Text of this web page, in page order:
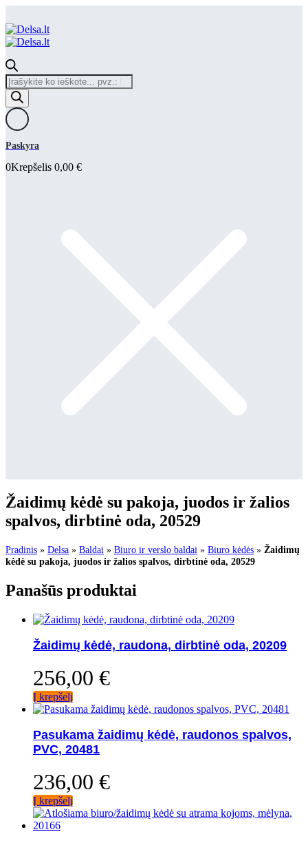
Products
search
Paskyra
0Krepšelis 0,00 €
Žaidimų kėdė su pakoja, juodos ir žalios
spalvos, dirbtinė oda, 20529
Pradinis » Delsa » Baldai » Biuro ir verslo baldai » Biuro kėdės » Žaidimų
kėdė su pakoja, juodos ir žalios spalvos, dirbtinė oda, 20529
Panašūs produktai
Žaidimų kėdė, raudona, dirbtinė oda, 20209
256,00 €
Į krepšelį
Pasukama žaidimų kėdė, raudonos spalvos,
PVC, 20481
236,00 €
Į krepšelį